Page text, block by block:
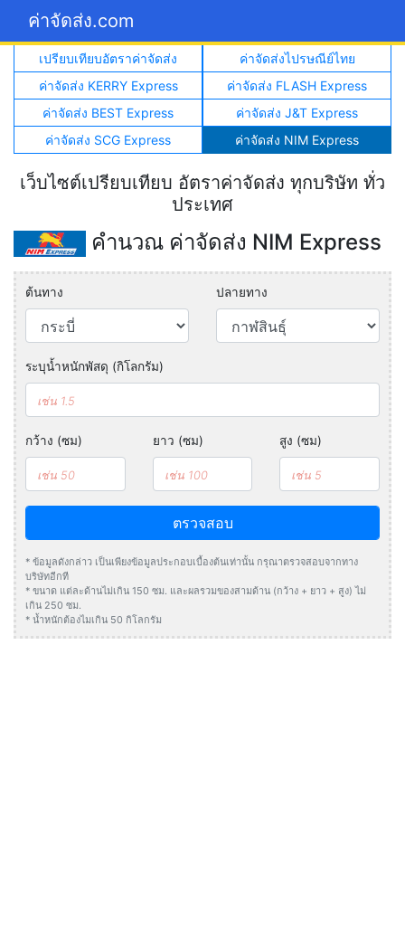
ค่าจัดส่ง.com
เปรียบเทียบอัตราค่าจัดส่ง
ค่าจัดส่งไปรษณีย์ไทย
ค่าจัดส่ง KERRY Express
ค่าจัดส่ง FLASH Express
ค่าจัดส่ง BEST Express
ค่าจัดส่ง J&T Express
ค่าจัดส่ง SCG Express
ค่าจัดส่ง NIM Express
เว็บไซต์เปรียบเทียบ อัตราค่าจัดส่ง ทุกบริษัท ทั่ว
ประเทศ
คำนวณ ค่าจัดส่ง NIM Express
ต้นทาง ปลายทาง
ระบุน้ำหนักพัสดุ (กิโลกรัม)
กว้าง (ซม) ยาว (ซม) สูง (ซม)
ตรวจสอบ
* ข้อมูลดังกล่าว เป็นเพียงข้อมูลประกอบเบื้องต้นเท่านั้น กรุณาตรวจสอบจากทาง
บริษัทอีกที
* ขนาด แต่ละด้านไม่เกิน 150 ซม. และผลรวมของสามด้าน (กว้าง + ยาว + สูง) ไม่
เกิน 250 ซม.
* น้ำหนักต้องไมเกิน 50 กิโลกรัม